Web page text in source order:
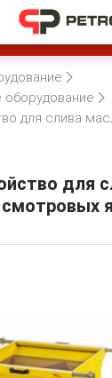
для слива
для